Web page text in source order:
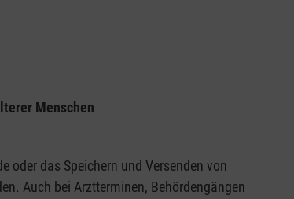
Menschen
oder das Speichern und Versenden von
Auch bei Arztterminen, Behördengängen